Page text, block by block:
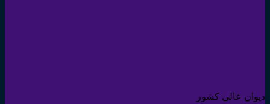
دیوان عالی کشور